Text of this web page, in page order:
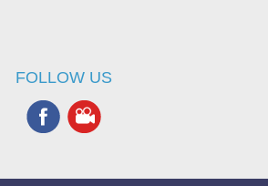
FOLLOW US